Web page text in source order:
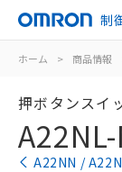
制
ホーム > 商品情報
押ボタンスイ
A22NN /